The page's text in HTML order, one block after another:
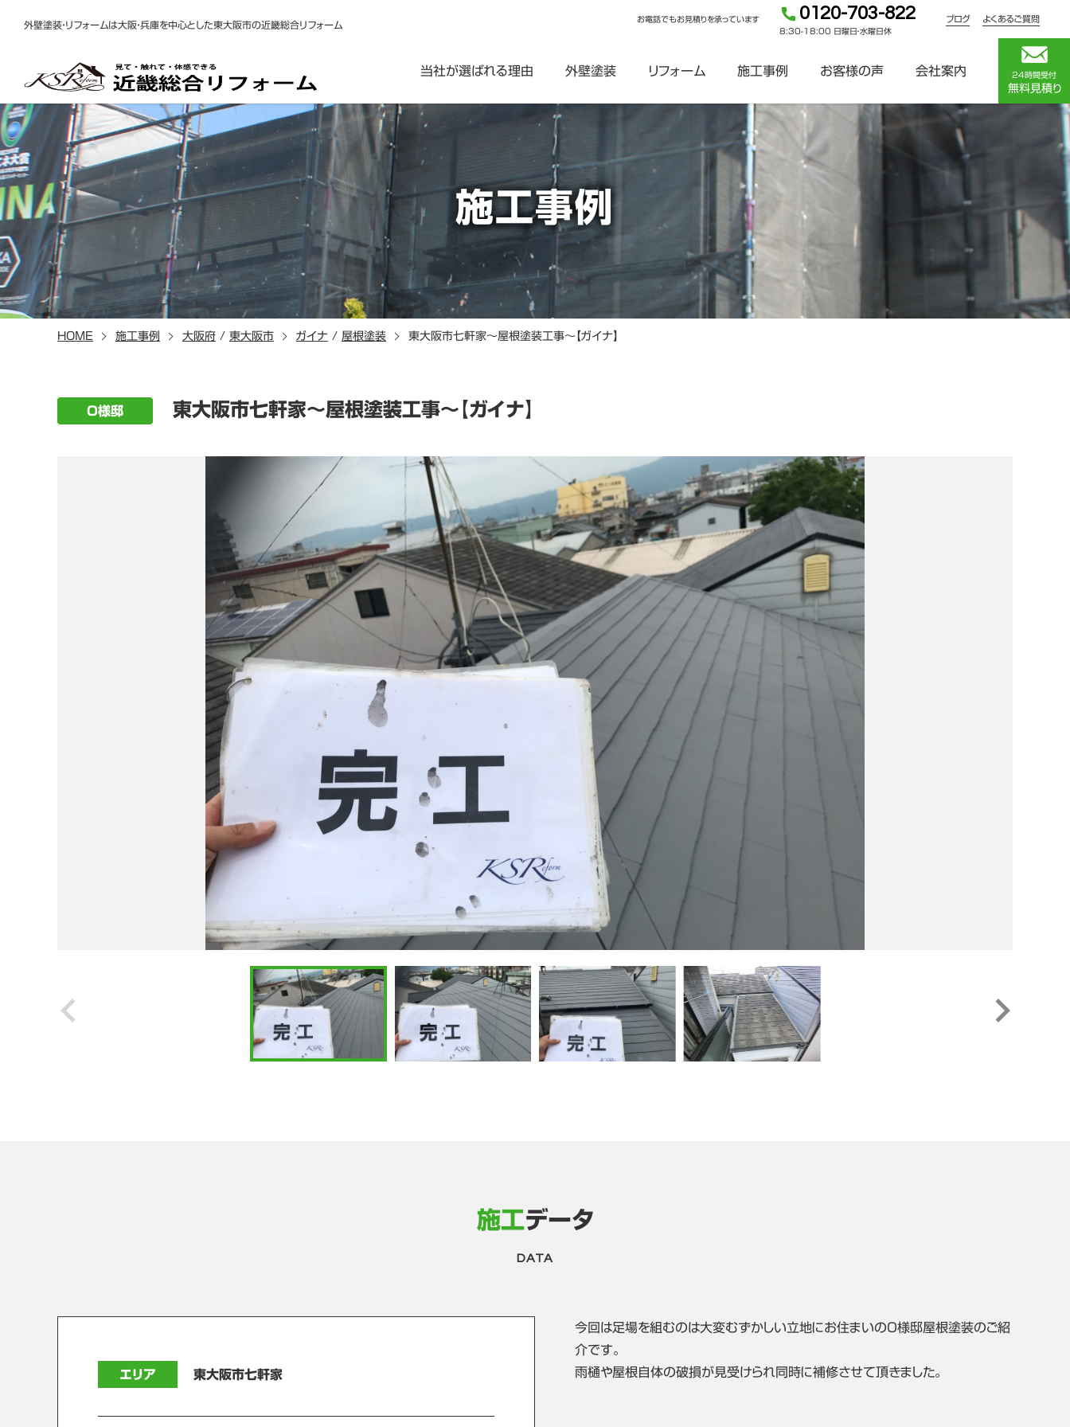
外壁塗装・リフォームは大阪・兵庫を中心とした東大阪市の近畿総合リフォーム
お電話でもお見積りを承っています 0120-703-822
8:30-18:00 日曜日・水曜日休
ブログ よくあるご質問
当社が選ばれる理由 外壁塗装 リフォーム 施工事例 お客様の声 会社案内 24時間受付
無料見積り
施工事例
HOME 施工事例 大阪府 / 東大阪市 ガイナ / 屋根塗装 東大阪市七軒家～屋根塗装工事～【ガイナ】
O様邸 東大阪市七軒家～屋根塗装工事～【ガイナ】
施工データ
DATA
エリア 東大阪市七軒家
今回は足場を組むのは大変むずかしい立地にお住まいのO様邸屋根塗装のご紹
介です。
雨樋や屋根自体の破損が見受けられ同時に補修させて頂きました。